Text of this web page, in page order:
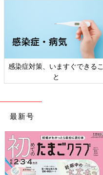
感染症対策、いますぐできるこ
と
最新号